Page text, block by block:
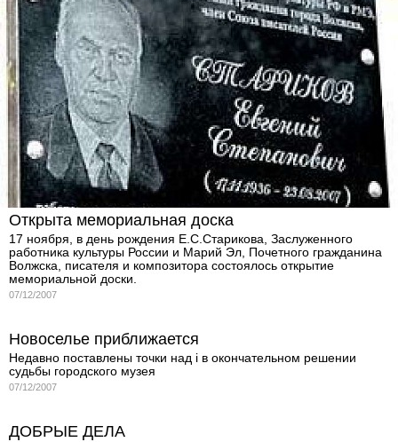
Открыта мемориальная доска
17 ноября, в день рождения Е.С.Старикова, Заслуженного
работника культуры России и Марий Эл, Почетного гражданина
Волжска, писателя и композитора состоялось открытие
мемориальной доски.
07/12/2007
Новоселье приближается
Недавно поставлены точки над i в окончательном решении
судьбы городского музея
07/12/2007
ДОБРЫЕ ДЕЛА